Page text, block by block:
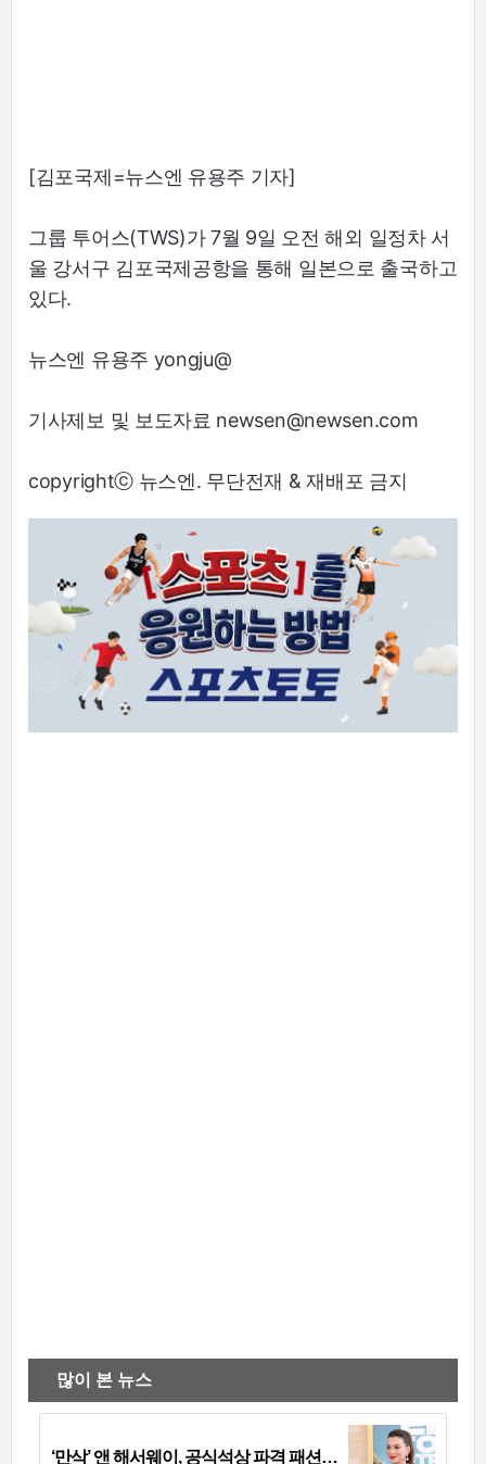
[김포국제=뉴스엔 유용주 기자]
그룹 투어스(TWS)가 7월 9일 오전 해외 일정차 서
울 강서구 김포국제공항을 통해 일본으로 출국하고
있다.
뉴스엔 유용주 yongju@
기사제보 및 보도자료 newsen@newsen.com
copyrightⓒ 뉴스엔. 무단전재 & 재배포 금지
많이 본 뉴스
‘만삭’ 앤 해서웨이, 공식석상 파격 패션…